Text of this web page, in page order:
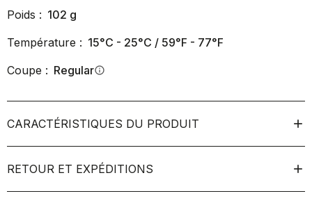
Poids : 102 g
Température : 15°C - 25°C / 59°F - 77°F
Coupe : Regularinfo
CARACTÉRISTIQUES DU PRODUIT
RETOUR ET EXPÉDITIONS